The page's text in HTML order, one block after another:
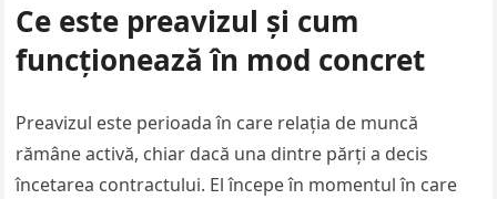
Ce este preavizul și cum
funcționează în mod concret
Preavizul este perioada în care relația de muncă
rămâne activă, chiar dacă una dintre părți a decis
încetarea contractului. El începe în momentul în care